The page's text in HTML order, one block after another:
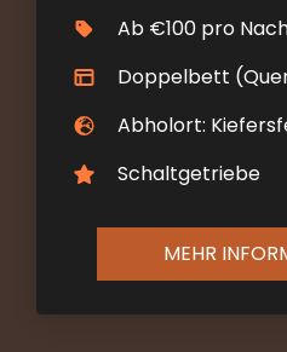
Ab €100 pro
Doppelbett
Abholort:
Schaltgetriebe
MEHR